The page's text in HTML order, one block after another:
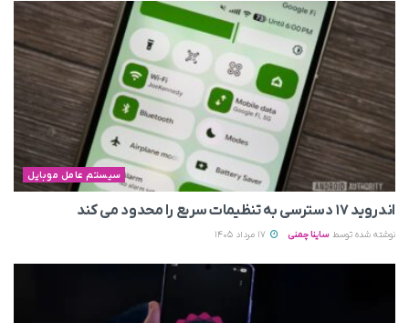
سیستم عامل موبایل
اندروید ۱۷ دسترسی به تنظیمات سریع را محدود می‌ کند
نوشته شده توسط ساینا چمنی